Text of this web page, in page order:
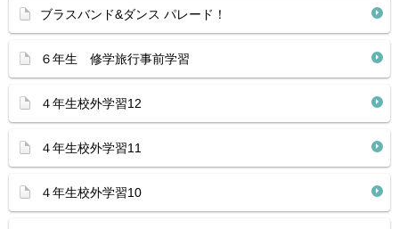
ブラスバンド&ダンス パレード！
６年生 修学旅行事前学習
４年生校外学習12
４年生校外学習11
４年生校外学習10